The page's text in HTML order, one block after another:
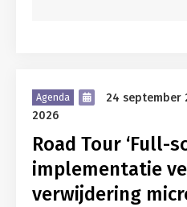
Agenda 24 september
2026
Road Tour ‘Full-
implementatie
verwijdering